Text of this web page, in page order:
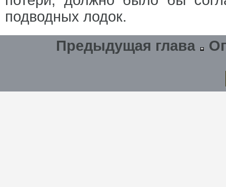
подводных лодок.
Предыдущая глава